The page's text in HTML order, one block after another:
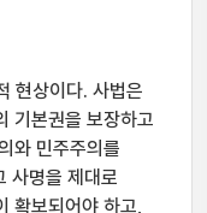
현상이다. 사법은
기본권을 보장하고
와 민주주의를
사명을 제대로
확보되어야 하고,